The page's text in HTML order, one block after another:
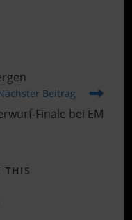
Beitrag
Finale bei EM
THIS